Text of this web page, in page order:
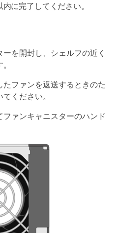
内に完了してください。
を開封し、シェルフの近く
ファンを返送するときのた
ください。
ァンキャニスターのハンド